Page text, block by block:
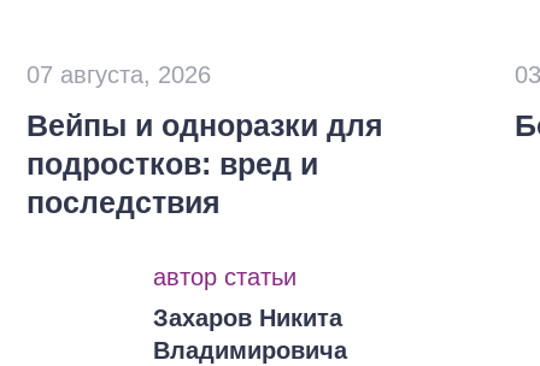
07 августа, 2026
Вейпы и одноразки для
подростков: вред и
последствия
автор статьи
Захаров Никита
Владимировича